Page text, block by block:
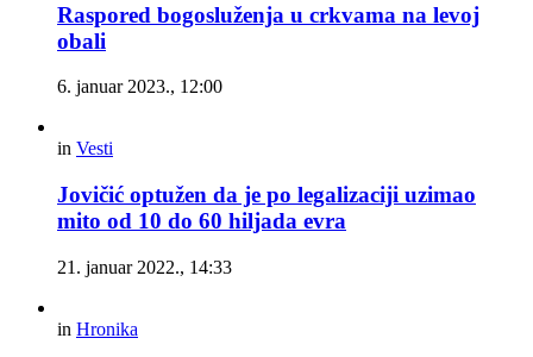
Raspored bogosluženja u crkvama na levoj
obali
6. januar 2023., 12:00
in Vesti
Jovičić optužen da je po legalizaciji uzimao
mito od 10 do 60 hiljada evra
21. januar 2022., 14:33
in Hronika